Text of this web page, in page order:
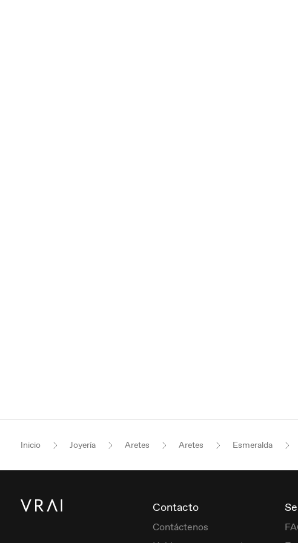
Inicio Joyería Aretes Aretes Esmeralda
Contacto
Contáctenos